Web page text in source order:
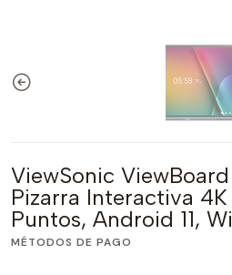
ViewSonic
Pizarra Interactiva
Puntos, Android 11,
MÉTODOS DE PAGO